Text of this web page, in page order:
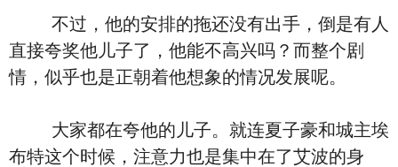
不过，他的安排的拖还没有出手，倒是有人
直接夸奖他儿子了，他能不高兴吗？而整个剧
情，似乎也是正朝着他想象的情况发展呢。
大家都在夸他的儿子。就连夏子豪和城主埃
布特这个时候，注意力也是集中在了艾波的身